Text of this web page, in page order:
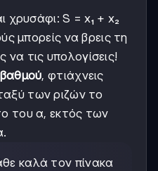
χρυσάφι: S = x₁ + x₂
μπορείς να βρεις τη
τις υπολογίσεις!
, φτιάχνεις
των ριζών το
του α, εκτός των
καλά τον πίνακα